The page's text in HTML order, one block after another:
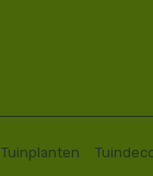
Tuinplanten